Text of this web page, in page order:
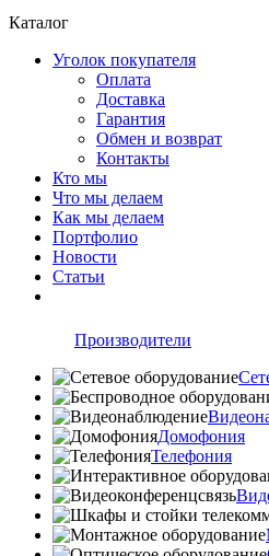
Каталог
Уголок покупателя
Оплата
Доставка
Гарантия
Обмен и возврат
Контакты
Кто мы
Что мы делаем
Как мы делаем
Портфолио
Новости
Статьи
Производители
Домофония
Телефония